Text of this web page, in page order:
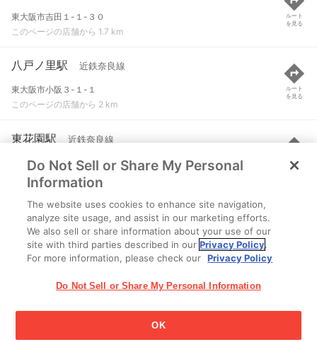
東大阪市吉田１-１-３０
このページの店舗から 1.7 km
ルート
を見る
八戸ノ里駅 近鉄奈良線
東大阪市小阪３-１-１
このページの店舗から 2 km
ルート
を見る
東花園駅 近鉄奈良線
東大阪市吉田７-１-１
このページの店舗から 2.3 km
ルート
を見る
弥刀駅 近鉄大阪線
東大阪市友井３-１-２２
このページの店舗から 2.3 km
江崎グリコ株式会社 Copyright © 2025 Ezaki Glico Co., Ltd.
Do Not Sell or Share My Personal
Information
The website uses cookies to enhance site navigation,
analyze site usage, and assist in our marketing efforts.
We also sell or share information about your use of our
site with third parties described in ourPrivacy Policy.
For more information, please check our Privacy Policy
Do Not Sell or Share My Personal Information
OK